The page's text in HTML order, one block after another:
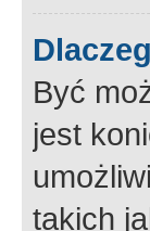
Być
jest
takich